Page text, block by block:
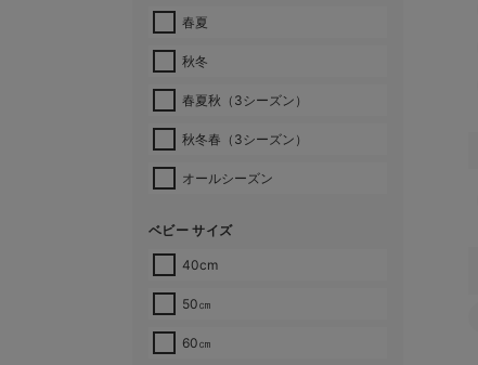
春夏
秋冬
春夏秋（3シーズン）
秋冬春（3シーズン）
オールシーズン
ベビー サイズ
40cm
50㎝
60㎝